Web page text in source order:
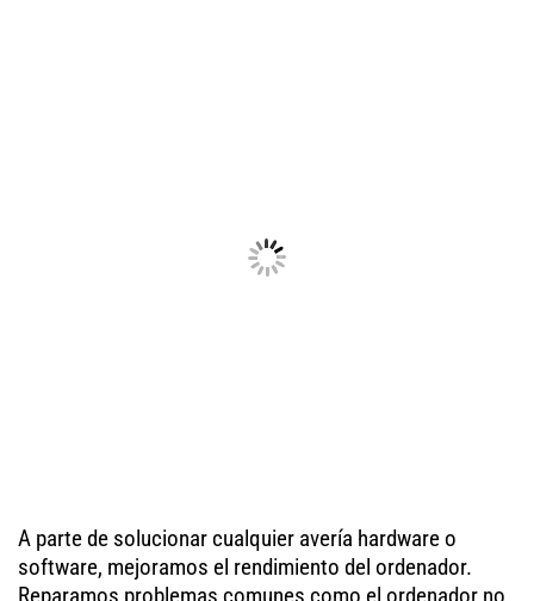
A parte de solucionar cualquier avería hardware o
software, mejoramos el rendimiento del ordenador.